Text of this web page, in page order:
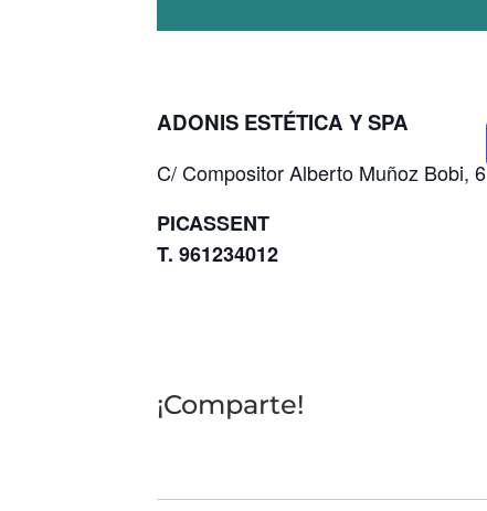
ADONIS ESTÉTICA Y SPA
C/ Compositor Alberto Muñoz Bobi, 6
PICASSENT
T. 961234012
¡Comparte!